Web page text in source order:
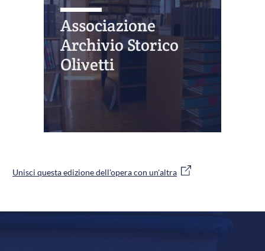
Associazione
Archivio Storico
Olivetti
Unisci questa edizione dell'opera con un'altra